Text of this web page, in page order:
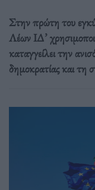
Στην πρώτη του
Λέων ΙΔ’
καταγγείλει την
δημοκρατίας και τη